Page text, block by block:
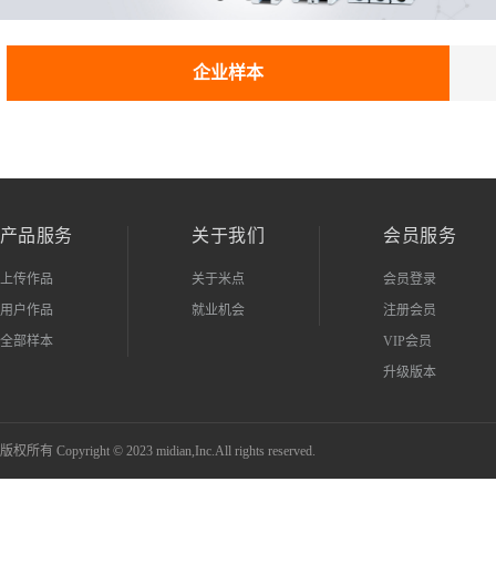
企业样本
产品服务
上传作品
用户作品
全部样本
关于我们
关于米点
就业机会
会员服务
会员登录
注册会员
VIP会员
升级版本
版权所有 Copyright © 2023 midian,Inc.All rights reserved.